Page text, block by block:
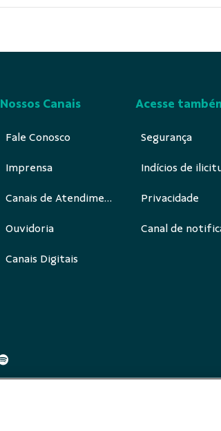
Nossos Canais
Fale Conosco
Imprensa
Canais de Atendimento
Ouvidoria
Canais Digitais
Acesse
Segurança
Indícios de
Privacidade